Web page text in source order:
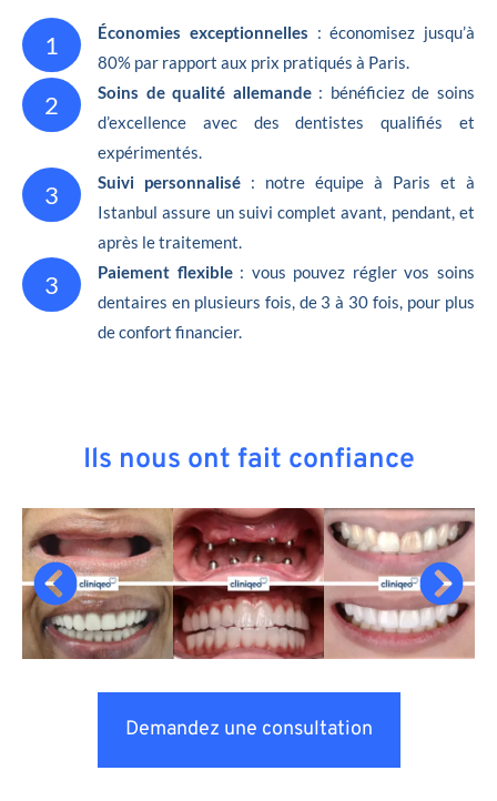
1 Économies exceptionnelles : économisez jusqu’à
80% par rapport aux prix pratiqués à Paris.
2 Soins de qualité allemande: bénéficiez de soins
d’excellence avec des dentistes qualifiés et
expérimentés.
3 Suivi personnalisé : notre équipe à Paris et à
Istanbul assure un suivi complet avant, pendant, et
après le traitement.
3 Paiement flexible: vous pouvez régler vos soins
dentaires en plusieurs fois, de 3 à 30 fois, pour plus
de confort financier.
Ils nous ont fait confiance
Demandez une consultation